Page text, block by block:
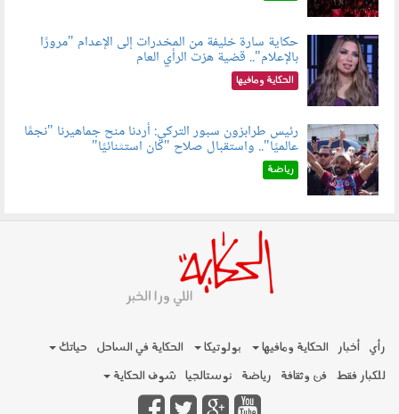
060801.jpeg
حكاية سارة خليفة من المخدرات إلى الإعدام "مرورًا
بالإعلام".. قضية هزت الرأي العام
الحكاية ومافيها
060803.jpg
رئيس طرابزون سبور التركي: أردنا منح جماهيرنا "نجمًا
عالميًا".. واستقبال صلاح "كان استثنائيًا"
رياضة
رأي أخبار الحكاية ومافيها بولوتيكا الحكاية في الساحل
حياتك
للكبار فقط فن وثقافة رياضة نوستالجيا شوف الحكاية